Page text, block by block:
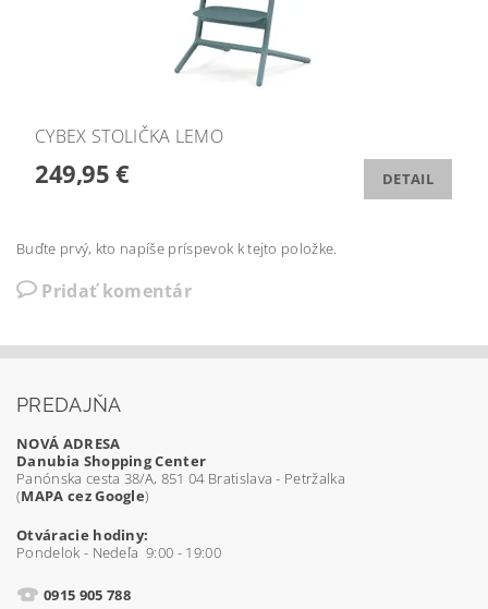
CYBEX STOLIČKA LEMO
249,95 € DETAIL
Buďte prvý, kto napíše príspevok k tejto položke.
Pridať komentár
PREDAJŇA
NOVÁ ADRESA
Danubia Shopping Center
Panónska cesta 38/A, 851 04 Bratislava - Petržalka
(MAPA cez Google)
Otváracie hodiny:
Pondelok - Nedeľa 9:00 - 19:00
0915 905 788